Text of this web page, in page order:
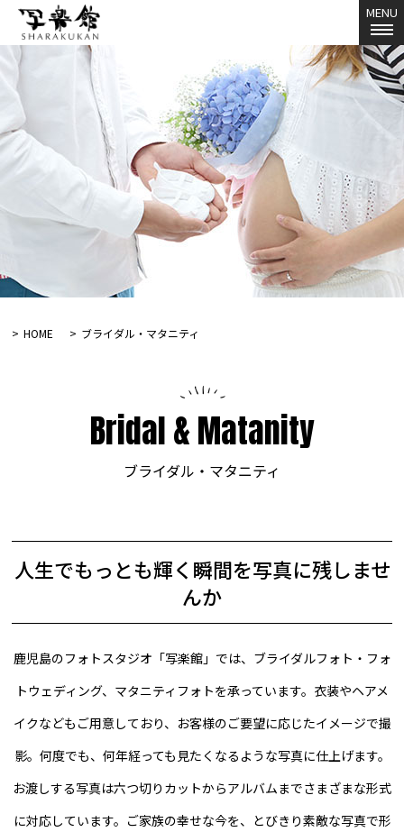
MENU
HOME ブライダル・マタニティ
Bridal & Matanity
ブライダル・マタニティ
人生でもっとも輝く瞬間を写真に残しませ
んか
鹿児島のフォトスタジオ「写楽館」では、ブライダルフォト・フォ
トウェディング、マタニティフォトを承っています。衣装やヘアメ
イクなどもご用意しており、お客様のご要望に応じたイメージで撮
影。何度でも、何年経っても見たくなるような写真に仕上げます。
お渡しする写真は六つ切りカットからアルバムまでさまざまな形式
に対応しています。ご家族の幸せな今を、とびきり素敵な写真で形